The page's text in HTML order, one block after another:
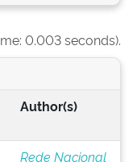
0.003 seconds).
Author(s)
Rede Nacional